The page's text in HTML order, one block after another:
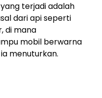
terjadi adalah
dari api seperti
di mana
mobil berwarna
menuturkan.